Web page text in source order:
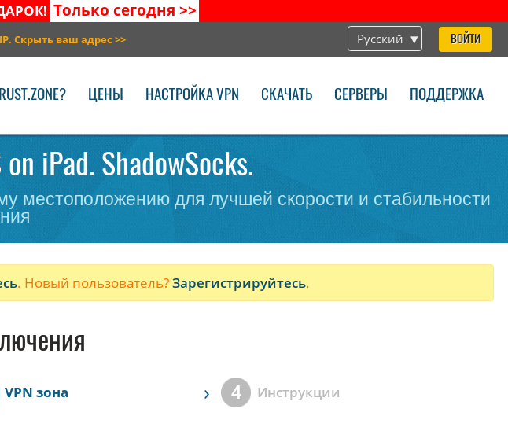
Только сегодня >>
Русский ВОЙТИ
Скрыть ваш адрес >>
ЦЕНЫ НАСТРОЙКА VPN СКАЧАТЬ СЕРВЕРЫ ПОДДЕРЖКА
iPad. ShadowSocks.
для лучшей скорости и стабильности
. Новый пользователь?Зарегистрируйтесь.
VPN зона › 4 Инструкции